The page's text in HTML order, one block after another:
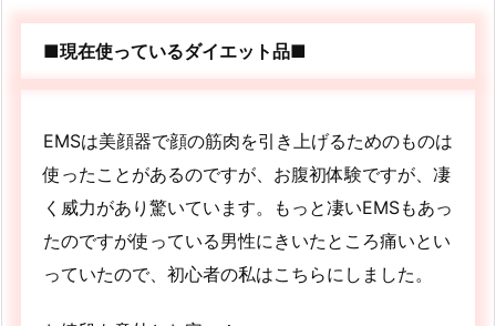
■現在使っているダイエット品■
EMSは美顔器で顔の筋肉を引き上げるためのものは
使ったことがあるのですが、お腹初体験ですが、凄
く威力があり驚いています。もっと凄いEMSもあっ
たのですが使っている男性にきいたところ痛いとい
っていたので、初心者の私はこちらにしました。